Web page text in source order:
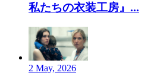
私たちの衣装工房』...
2 May, 2026